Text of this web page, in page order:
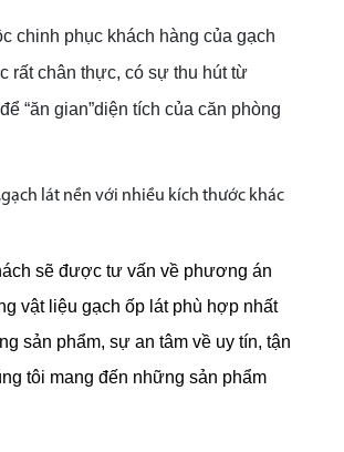
chinh phục khách hàng của gạch
rất chân thực, có sự thu hút từ
“ăn gian”diện tích của căn phòng
lát nền với nhiều kích thước khác
sẽ được tư vấn về phương án
vật liệu gạch ốp lát phù hợp nhất
sản phẩm, sự an tâm về uy tín, tận
tôi mang đến những sản phẩm